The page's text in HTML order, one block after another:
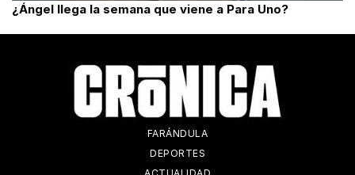
¿Ángel llega la semana que viene a Para Uno?
FARÁNDULA
DEPORTES